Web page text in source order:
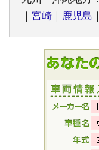
｜ 宮崎 ｜ 鹿児島 ｜